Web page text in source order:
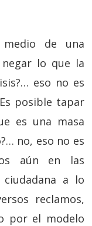
de una
lo que la
eso no es
posible tapar
es una masa
no, eso no es
aún en las
ciudadana a lo
reclamos,
por el modelo